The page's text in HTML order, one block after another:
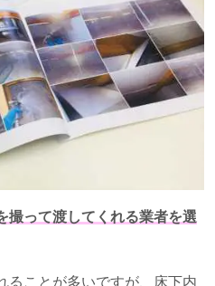
撮って渡してくれる業者を選
ることが多いですが、床下内